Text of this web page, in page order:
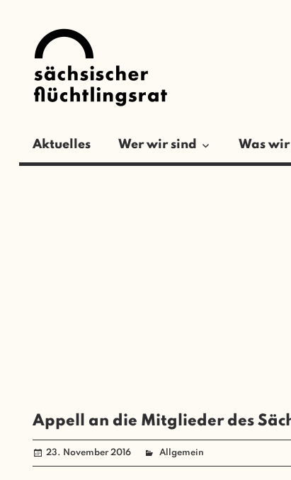
springen
Aktuelles Wer wir sind Was
Appell an die Mitglieder des
23. November 2016 administrator
Allgemein